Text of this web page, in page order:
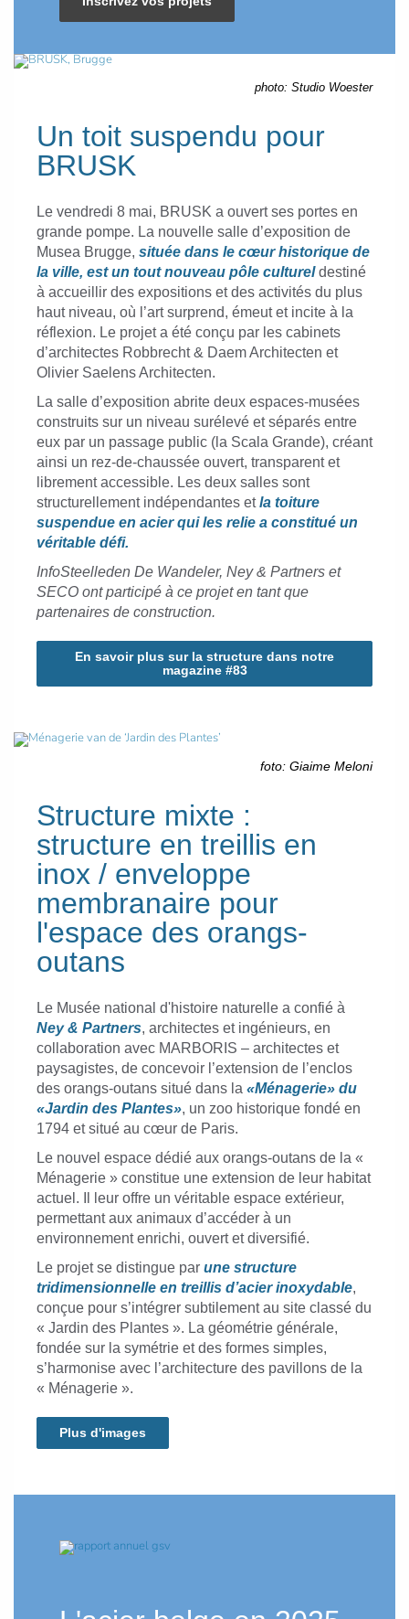
photo: Studio Woester
Un toit suspendu pour
BRUSK
Le vendredi 8 mai, BRUSK a ouvert ses portes en
grande pompe. La nouvelle salle d’exposition de
Musea Brugge, située dans le cœur historique de
la ville, est un tout nouveau pôle cultureldestiné
à accueillir des expositions et des activités du plus
haut niveau, où l’art surprend, émeut et incite à la
réflexion. Le projet a été conçu par les cabinets
d’architectes Robbrecht & Daem Architecten et
Olivier Saelens Architecten.
La salle d’exposition abrite deux espaces-musées
construits sur un niveau surélevé et séparés entre
eux par un passage public (la Scala Grande), créant
ainsi un rez-de-chaussée ouvert, transparent et
librement accessible. Les deux salles sont
structurellement indépendantes etla toiture
suspendue en acier qui les relie a constitué un
véritable défi.
InfoSteelleden De Wandeler, Ney & Partners et
SECO ont participé à ce projet en tant que
partenaires de construction.
En savoir plus sur la structure dans notre
magazine #83
foto: Giaime Meloni
Structure mixte :
structure en treillis en
inox / enveloppe
membranaire pour
l'espace des orangs-
outans
Le Musée national d'histoire naturelle a confié à
Ney & Partners, architectes et ingénieurs, en
collaboration avec MARBORIS – architectes et
paysagistes, de concevoir l’extension de l’enclos
des orangs-outans situé dans la «Ménagerie» du
«Jardin des Plantes», un zoo historique fondé en
1794 et situé au cœur de Paris.
Le nouvel espace dédié aux orangs-outans de la «
Ménagerie » constitue une extension de leur habitat
actuel. Il leur offre un véritable espace extérieur,
permettant aux animaux d’accéder à un
environnement enrichi, ouvert et diversifié.
Le projet se distingue par une structure
tridimensionnelle en treillis d’acier inoxydable,
conçue pour s’intégrer subtilement au site classé du
« Jardin des Plantes ». La géométrie générale,
fondée sur la symétrie et des formes simples,
s’harmonise avec l’architecture des pavillons de la
« Ménagerie ».
Plus d'images